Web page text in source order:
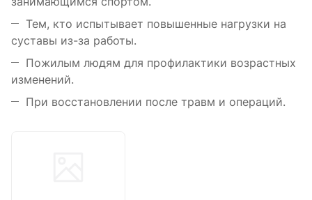
Тем, кто испытывает повышенные нагрузки на
суставы из-за работы.
Пожилым людям для профилактики возрастных
изменений.
При восстановлении после травм и операций.